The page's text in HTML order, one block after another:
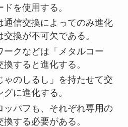
を使用する。
通信交換によってのみ進化
換が不可欠である。
ークなどは「メタルコー
換すると進化する。
ゃのしるし」を持たせて交
に進化する。
ッパフも、それぞれ専用の
する必要がある。